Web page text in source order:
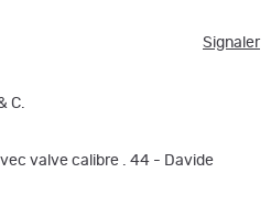
Signaler
C.
valve calibre . 44 - Davide